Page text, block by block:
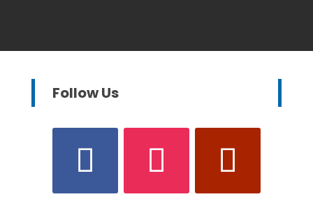
Follow Us